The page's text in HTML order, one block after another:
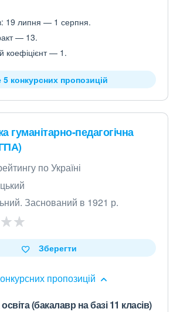
19 липня — 1 серпня.
— 13.
коефіцієнт — 1.
конкурсних пропозицій
гуманітарно-педагогічна
по Україні
Заснований в 1921 р.
пропозицій
Зберегти
(бакалавр на базі 11 класів)